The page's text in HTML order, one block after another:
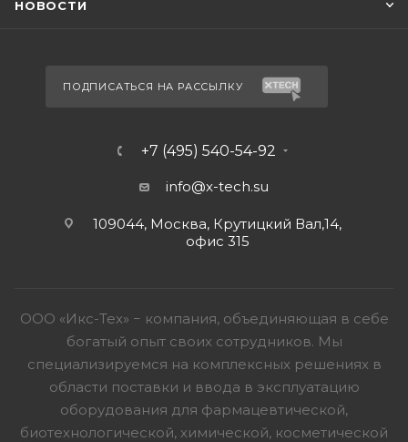
НОВОСТИ
ПОДПИСАТЬСЯ НА РАССЫЛКУ
+7 (495) 540-54-92
info@x-tech.su
109044, Москва, Крутицкий Вал,14,
офис 315
ООО «Икс-Тех» − компания, объединяющая в себе
богатый опыт своих сотрудников. Мы
специализируемся на комплексных решениях в
области поставки и ввода в эксплуатацию
оборудования для фармацевтической,
биотехнологической, химической, косметической